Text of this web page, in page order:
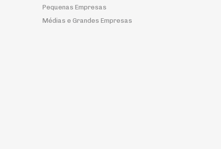
Pequenas Empresas
Médias e Grandes Empresas